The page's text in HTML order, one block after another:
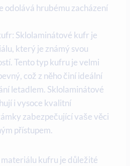
odolává hrubému zacházení
Sklolaminátové kufr je
který je známý svou
Tento typ kufru je velmi
což z něho činí ideální
letadlem. Sklolaminátové
i vysoce kvalitní
zabezpečující vaše věci
přístupem.
kufru je důležité